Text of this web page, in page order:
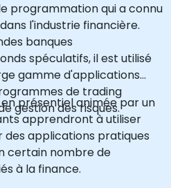
programmation qui a connu
l'industrie financière.
banques
spéculatifs, il est utilisé
gamme d'applications
de trading
gestion des risques.
présentiel animée par un
apprendront à utiliser
applications pratiques
certain nombre de
à la finance.